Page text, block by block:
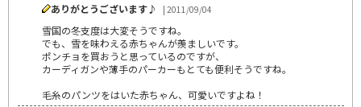
ありがとうございます♪
| 2011/09/04
雪国の冬支度は大変そうですね。
でも、雪を味わえる赤ちゃんが羨ましいです。
ポンチョを買おうと思っているのですが、
カーディガンや薄手のパーカーもとても便利そうですね。
毛糸のパンツをはいた赤ちゃん、可愛いですよね！